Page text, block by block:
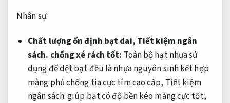
Nhân sự.
Chất lượng ổn định bạt dai, Tiết kiệm ngân
sách. chống xé rách tốt: Toàn bộ hạt nhựa sử
dụng để dệt bạt đều là nhựa nguyên sinh kết hợp
màng phủ chống tia cực tím cao cấp, Tiết kiệm
ngân sách.giúp bạt có độ bền kéo màng cực tốt,